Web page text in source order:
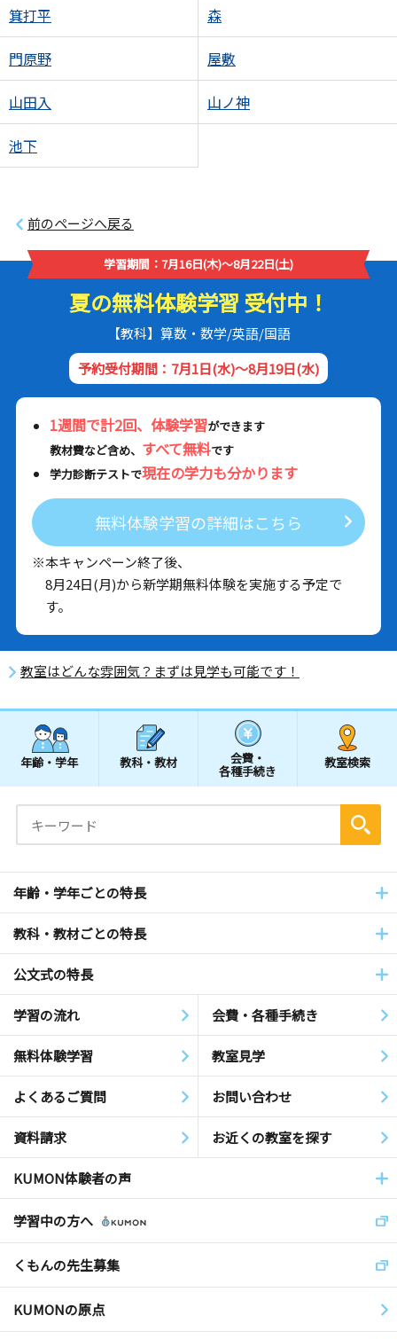
箕打平 森
門原野 屋敷
山田入 山ノ神
池下
前のページへ戻る
学習期間：7月16日(木)～8月22日(土)
夏の無料体験学習 受付中！
【教科】算数・数学/英語/国語
予約受付期間：7月1日(水)～8月19日(水)
1週間で計2回、体験学習ができます
教材費など含め、 すべて無料です
学力診断テストで現在の学力も分かります
無料体験学習の詳細はこちら
※本キャンペーン終了後、
8月24日(月)から新学期無料体験を実施する予定で
す。
教室はどんな雰囲気？まずは見学も可能です！
年齢・学年 教科・教材 会費・
各種手続き
教室検索
年齢・学年ごとの特長
教科・教材ごとの特長
公文式の特長
学習の流れ 会費・各種手続き
無料体験学習 教室見学
よくあるご質問 お問い合わせ
資料請求 お近くの教室を探す
KUMON体験者の声
学習中の方へ
くもんの先生募集
KUMONの原点